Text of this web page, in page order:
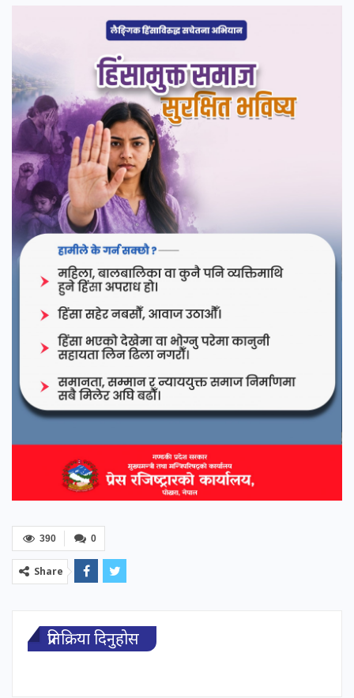
0
390
Share
प्रतिक्रिया दिनुहोस